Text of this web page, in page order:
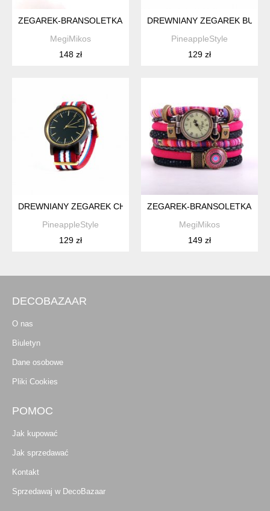
ZEGAREK-BRANSOLETKA RUDO-BRĄZOWO-ZIELONY
MegiMikos
148 zł
DREWNIANY ZEGAREK
PineappleStyle
129 zł
DREWNIANY ZEGAREK CHERRY DESIGN Z WYMIENNYM
PineappleStyle
129 zł
ZEGAREK-BRANSOLETKA W
MegiMikos
149 zł
DECOBAZAAR
O nas
Biuletyn
Dane osobowe
Pliki Cookies
POMOC
Jak kupować
Jak sprzedawać
Kontakt
Sprzedawaj w DecoBazaar